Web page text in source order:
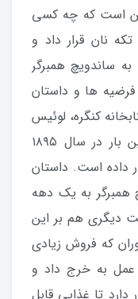
این است که چه کسی
نان قرار داد و
ساندویچ همبرگر
فرضیه ها و داستان
کنگره، لوئیس
لانچ در نیو هِون کنتیکت برای اولین بار در سال ۱۸۹۵
داده است. داستان
همبرگر به یک دهه
دیگری هم بر این
۱۸۸۵ یک رستوران که فروش زیادی
عمل به خرج داد و
تا غذایی قابل